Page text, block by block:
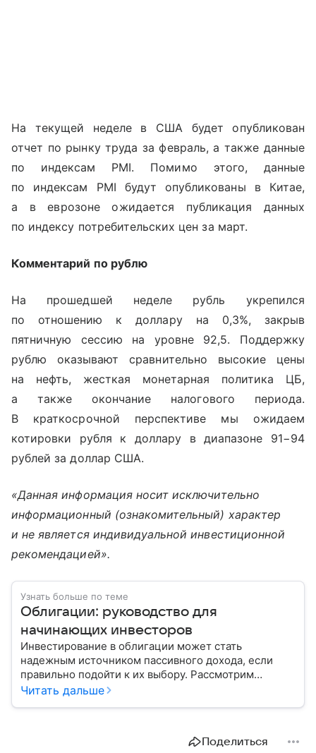
На текущей неделе в США будет опубликован
отчет по рынку труда за февраль, а также данные
по индексам PMI. Помимо этого, данные
по индексам PMI будут опубликованы в Китае,
а в еврозоне ожидается публикация данных
по индексу потребительских цен за март.
Комментарий по рублю
На прошедшей неделе рубль укрепился
по отношению к доллару на 0,3%, закрыв
пятничную сессию на уровне 92,5. Поддержку
рублю оказывают сравнительно высокие цены
на нефть, жесткая монетарная политика ЦБ,
а также окончание налогового периода.
В краткосрочной перспективе мы ожидаем
котировки рубля к доллару в диапазоне 91−94
рублей за доллар США.
«Данная информация носит исключительно
информационный (ознакомительный) характер
и не является индивидуальной инвестиционной
рекомендацией».
Узнать больше по теме
Облигации: руководство для
начинающих инвесторов
Инвестирование в облигации может стать
надежным источником пассивного дохода, если
правильно подойти к их выбору. Рассмотрим
основные виды этих ценных бумаг и важные
Читать дальше
Поделиться